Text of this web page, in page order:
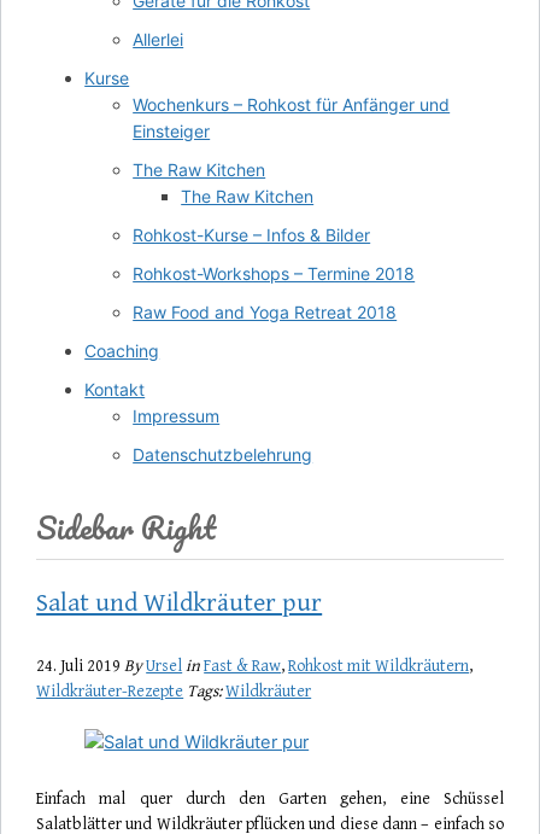
Allerlei
Kurse
Wochenkurs – Rohkost für Anfänger und
Einsteiger
The Raw Kitchen
The Raw Kitchen
Rohkost-Kurse – Infos & Bilder
Rohkost-Workshops – Termine 2018
Raw Food and Yoga Retreat 2018
Coaching
Kontakt
Impressum
Datenschutzbelehrung
Sidebar Right
Salat und Wildkräuter pur
24. Juli 2019 ByUrselinFast & Raw,Rohkost mit Wildkräutern,
Wildkräuter-Rezepte Tags:Wildkräuter
Einfach mal quer durch den Garten gehen, eine Schüssel
Salatblätter und Wildkräuter pflücken und diese dann – einfach so